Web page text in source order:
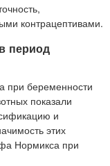
контрацептивами.
период
при беременности
показали
и
этих
Нормикса при